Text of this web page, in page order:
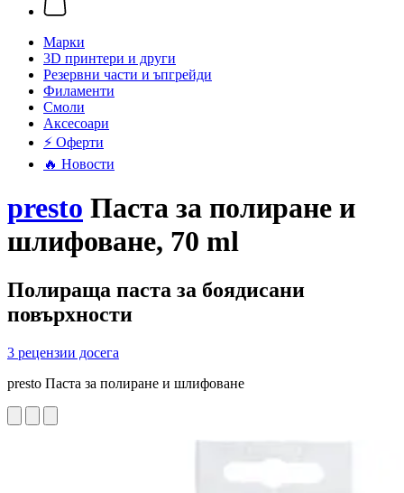
Mарки
3D принтери и други
Резервни части и ъпгрейди
Филаменти
Смоли
Аксесоари
⚡ Оферти
🔥 Новости
presto Паста за полиране и
шлифоване, 70 ml
Полираща паста за боядисани
повърхности
3 рецензии досега
presto Паста за полиране и шлифоване